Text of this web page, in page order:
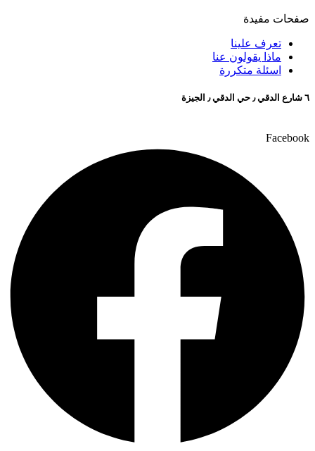
صفحات مفيدة
تعرف علينا
ماذا يقولون عنا
اسئلة متكررة
٦ شارع الدقي ٫ حي الدقي ٫ الجيزة
Facebook